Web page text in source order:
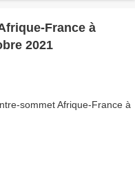
France à
2021